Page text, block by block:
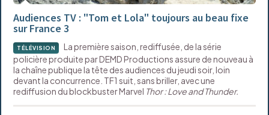
Audiences TV : "Tom et Lola" toujours au beau fixe
sur France 3
TÉLÉVISION
La première saison, rediffusée, de la série
policière produite par DEMD Productions assure de nouveau à
la chaîne publique la tête des audiences du jeudi soir, loin
devant la concurrence. TF1 suit, sans briller, avec une
rediffusion du blockbuster Marvel Thor : Love and Thunder.